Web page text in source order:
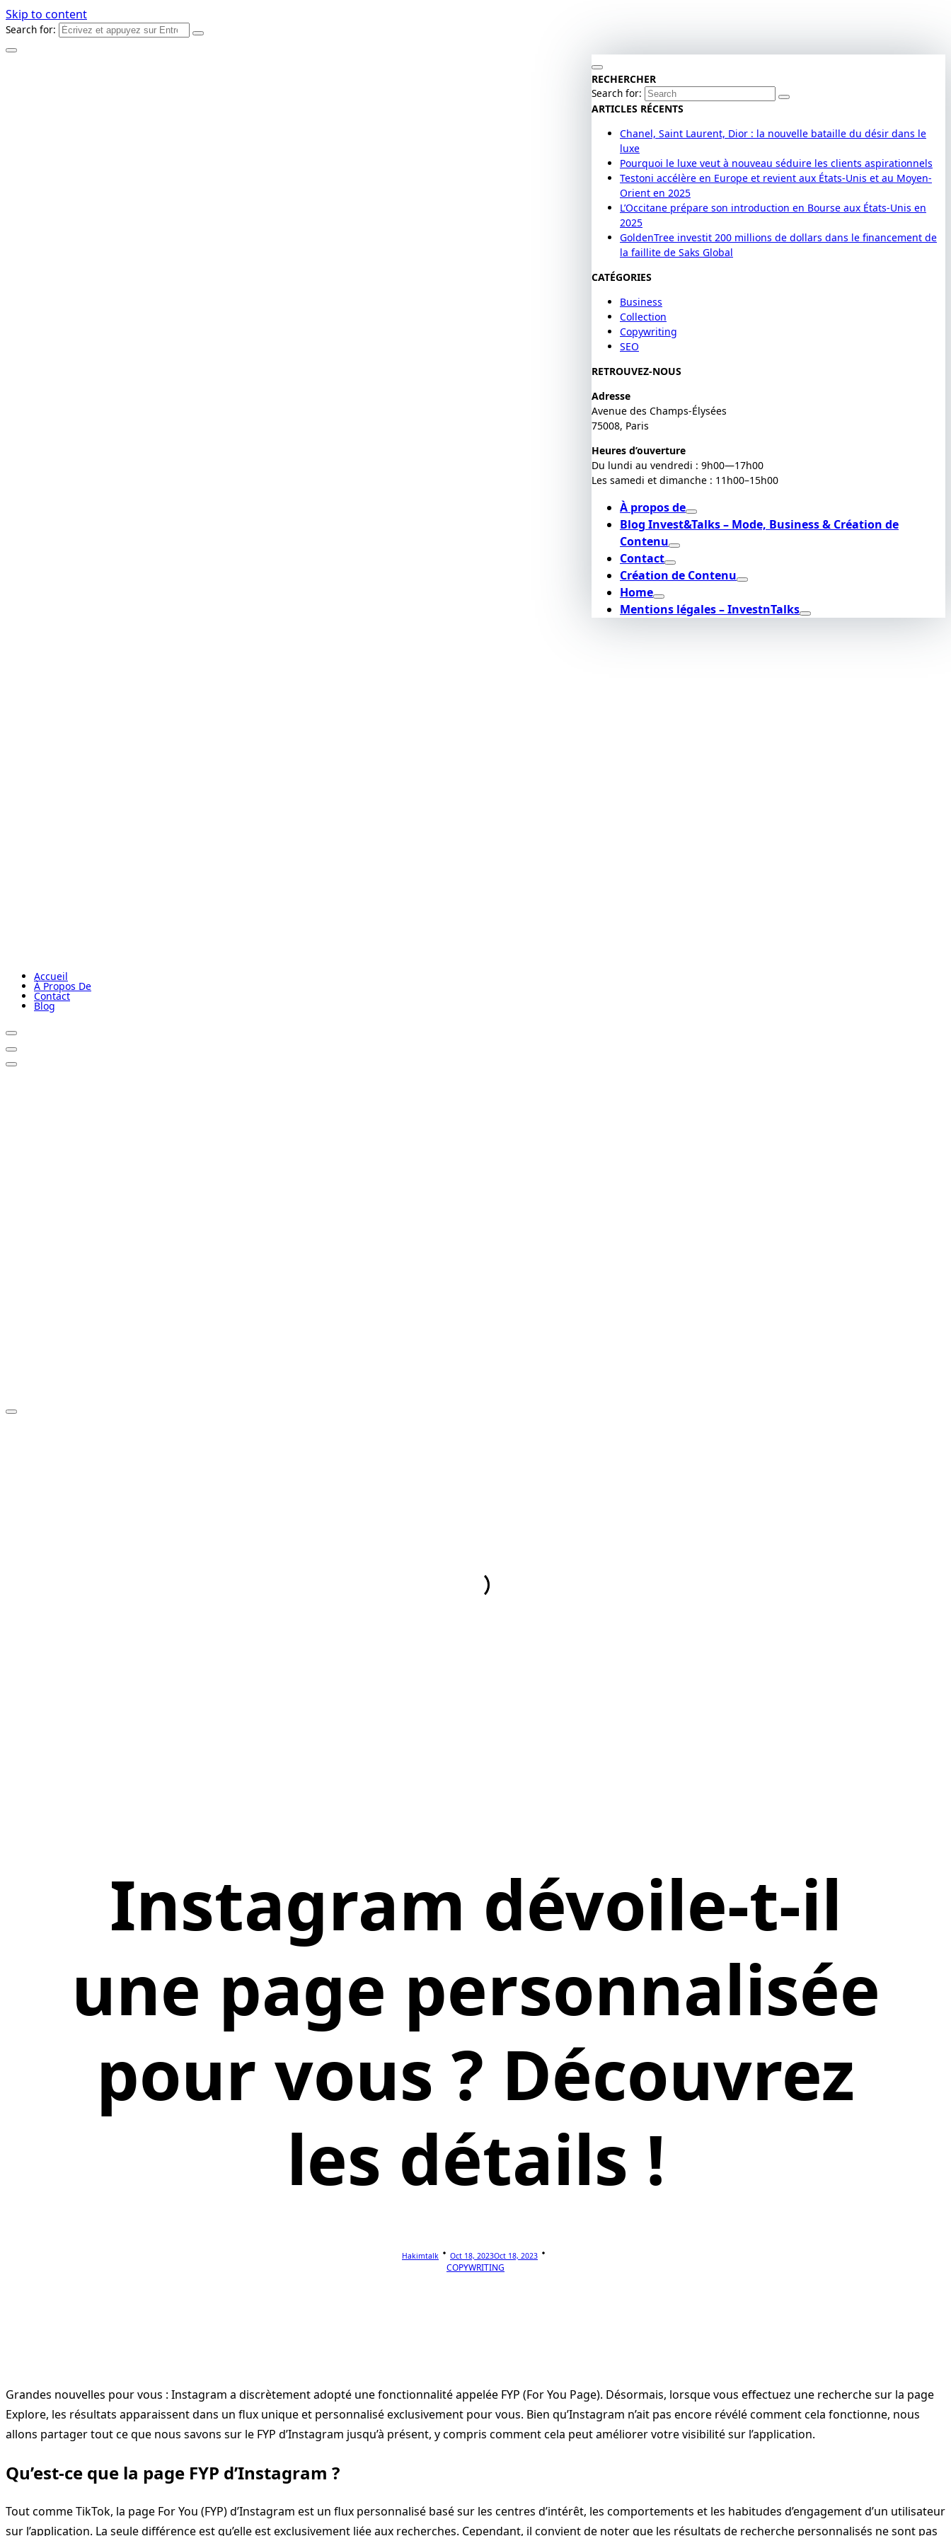
Skip to content
Search for:
RECHERCHER
Search for:
ARTICLES RÉCENTS
Chanel, Saint Laurent, Dior : la nouvelle bataille du désir dans le
luxe
Pourquoi le luxe veut à nouveau séduire les clients aspirationnels
Testoni accélère en Europe et revient aux États-Unis et au Moyen-
Orient en 2025
L’Occitane prépare son introduction en Bourse aux États-Unis en
2025
GoldenTree investit 200 millions de dollars dans le financement de
la faillite de Saks Global
CATÉGORIES
Business
Collection
Copywriting
SEO
RETROUVEZ-NOUS
Adresse
Avenue des Champs-Élysées
75008, Paris
Heures d’ouverture
Du lundi au vendredi : 9h00—17h00
Les samedi et dimanche : 11h00–15h00
À propos de
Blog Invest&Talks – Mode, Business & Création de
Contenu
Contact
Création de Contenu
Home
Mentions légales – InvestnTalks
Accueil
À Propos De
Contact
Blog
Instagram dévoile-t-il
une page personnalisée
pour vous ? Découvrez
les détails !
Hakimtalk Oct 18, 2023Oct 18, 2023
COPYWRITING
Grandes nouvelles pour vous : Instagram a discrètement adopté une fonctionnalité appelée FYP (For You Page). Désormais, lorsque vous effectuez une recherche sur la page
Explore, les résultats apparaissent dans un flux unique et personnalisé exclusivement pour vous. Bien qu’Instagram n’ait pas encore révélé comment cela fonctionne, nous
allons partager tout ce que nous savons sur le FYP d’Instagram jusqu’à présent, y compris comment cela peut améliorer votre visibilité sur l’application.
Qu’est-ce que la page FYP d’Instagram ?
Tout comme TikTok, la page For You (FYP) d’Instagram est un flux personnalisé basé sur les centres d’intérêt, les comportements et les habitudes d’engagement d’un utilisateur
sur l’application. La seule différence est qu’elle est exclusivement liée aux recherches. Cependant, il convient de noter que les résultats de recherche personnalisés ne sont pas